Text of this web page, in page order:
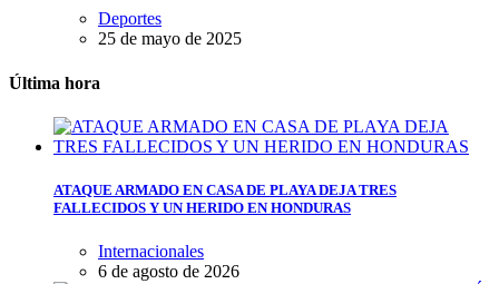
Deportes
25 de mayo de 2025
Última hora
ATAQUE ARMADO EN CASA DE PLAYA DEJA TRES
FALLECIDOS Y UN HERIDO EN HONDURAS
Internacionales
6 de agosto de 2026